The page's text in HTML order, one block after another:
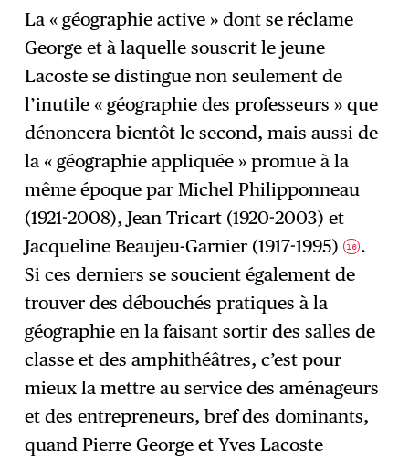
La « géographie active » dont se réclame
George et à laquelle souscrit le jeune
Lacoste se distingue non seulement de
l’inutile « géographie des professeurs » que
dénoncera bientôt le second, mais aussi de
la « géographie appliquée » promue à la
même époque par Michel Philipponneau
(1921-2008), Jean Tricart (1920-2003) et
Jacqueline Beaujeu-Garnier (1917-1995)16 .
Si ces derniers se soucient également de
trouver des débouchés pratiques à la
géographie en la faisant sortir des salles de
classe et des amphithéâtres, c’est pour
mieux la mettre au service des aménageurs
et des entrepreneurs, bref des dominants,
quand Pierre George et Yves Lacoste